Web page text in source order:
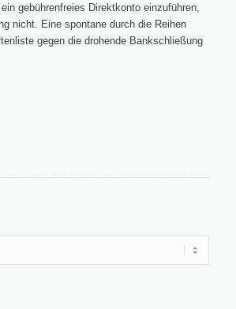
gebührenfreies Direktkonto einzuführen,
nicht. Eine spontane durch die Reihen
gegen die drohende Bankschließung